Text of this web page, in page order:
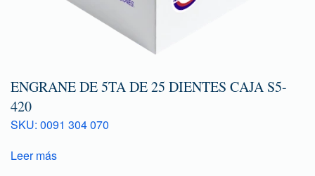
ENGRANE DE 5TA DE 25 DIENTES CAJA S5-
420
SKU: 0091 304 070
Leer más